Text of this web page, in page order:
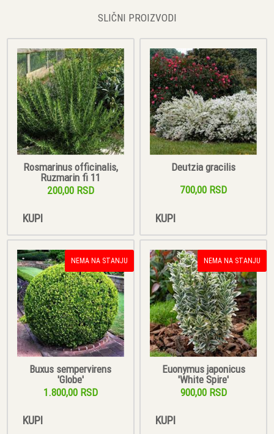
SLIČNI PROIZVODI
Rosmarinus officinalis,
Ruzmarin fi 11
200,00 RSD
KUPI
Deutzia gracilis
700,00 RSD
KUPI
NEMA NA STANJU
Buxus sempervirens
'Globe'
1.800,00 RSD
KUPI
NEMA NA STANJU
Euonymus japonicus
'White Spire'
900,00 RSD
KUPI